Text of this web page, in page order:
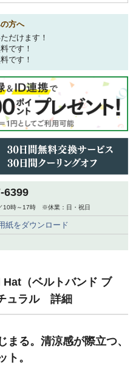
方へ
だけます！
です！
です！
6399
10時～17時 ※休業：日・祝日
紙をダウンロード
（ベルトバンド ブ
ュラル 詳細
まる。清涼感が際立つ、
ト。